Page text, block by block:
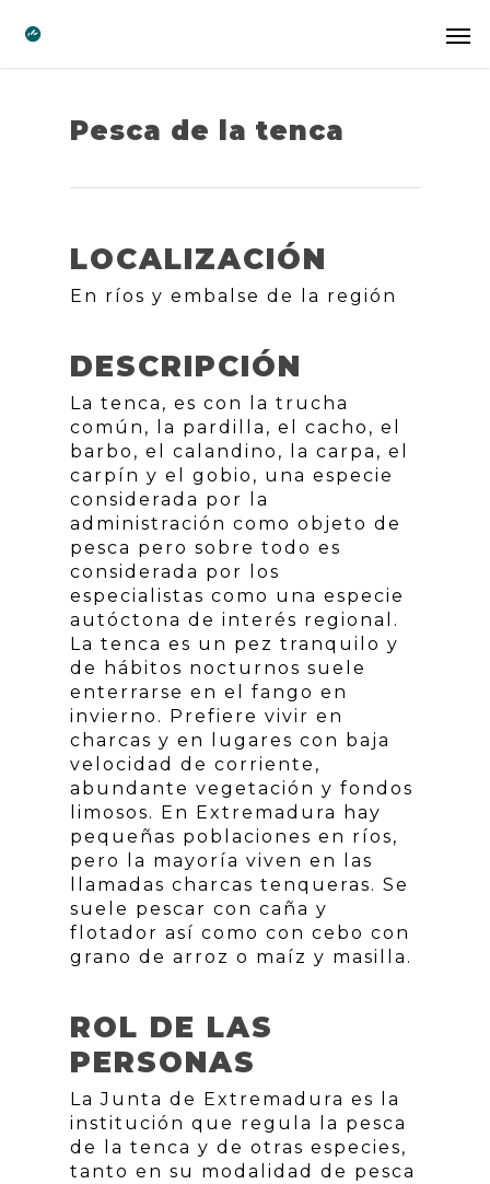
Pesca de la tenca
LOCALIZACIÓN
En ríos y embalse de la región
DESCRIPCIÓN
La tenca, es con la trucha
común, la pardilla, el cacho, el
barbo, el calandino, la carpa, el
carpín y el gobio, una especie
considerada por la
administración como objeto de
pesca pero sobre todo es
considerada por los
especialistas como una especie
autóctona de interés regional.
La tenca es un pez tranquilo y
de hábitos nocturnos suele
enterrarse en el fango en
invierno. Prefiere vivir en
charcas y en lugares con baja
velocidad de corriente,
abundante vegetación y fondos
limosos. En Extremadura hay
pequeñas poblaciones en ríos,
pero la mayoría viven en las
llamadas charcas tenqueras. Se
suele pescar con caña y
flotador así como con cebo con
grano de arroz o maíz y masilla.
ROL DE LAS
PERSONAS
La Junta de Extremadura es la
institución que regula la pesca
de la tenca y de otras especies,
tanto en su modalidad de pesca